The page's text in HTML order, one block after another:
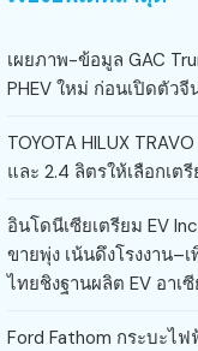
เผยภาพ-ข้อมูล GAC
PHEV ใหม่ ก่อนเปิดตัว
TOYOTA HILUX
และ 2.4 ลิตรให้เลือกเต
อินโดนีเซียเตรียม EV
ขายพุ่ง เน้นดึงโรงงาน–
ไทยชิงฐานผลิต EV อาเ
Ford Fathom กระบะไ